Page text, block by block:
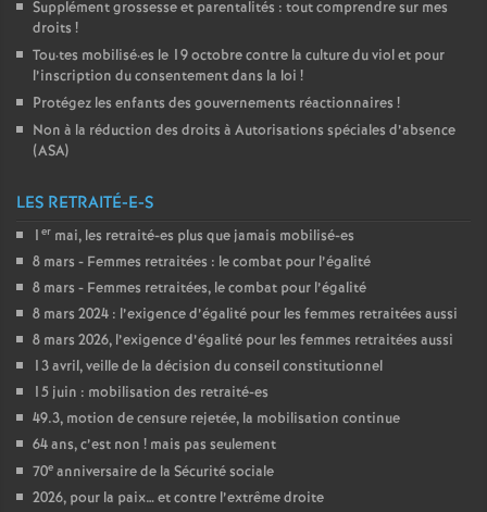
Supplément grossesse et parentalités : tout comprendre sur mes
droits !
Tou·tes mobilisé·es le 19 octobre contre la culture du viol et pour
l’inscription du consentement dans la loi !
Protégez les enfants des gouvernements réactionnaires !
Non à la réduction des droits à Autorisations spéciales d’absence
(ASA)
LES RETRAITÉ-E-S
1 er mai, les retraité-es plus que jamais mobilisé-es
8 mars - Femmes retraitées : le combat pour l’égalité
8 mars - Femmes retraitées, le combat pour l’égalité
8 mars 2024 : l’exigence d’égalité pour les femmes retraitées aussi
8 mars 2026, l’exigence d’égalité pour les femmes retraitées aussi
13 avril, veille de la décision du conseil constitutionnel
15 juin : mobilisation des retraité-es
49.3, motion de censure rejetée, la mobilisation continue
64 ans, c’est non ! mais pas seulement
70e anniversaire de la Sécurité sociale
2026, pour la paix… et contre l’extrême droite